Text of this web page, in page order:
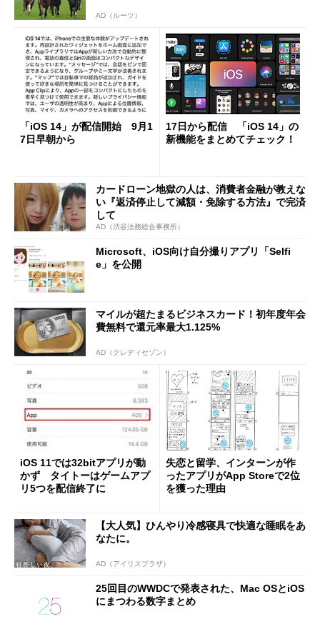
AD（ルーツ）
「iOS 14」が配信開始 9月1
7日早朝から
17日から配信 「iOS 14」の
新機能をまとめてチェック！
カードローン地獄の人は、消費者金融が教えな
い『返済停止して減額・免除する方法』で完済
して
AD（渋谷法務総合事務所）
Microsoft、iOS向け自分撮りアプリ「Selfi
e」を公開
マイルが超たまるビジネスカード！初年度年会
費無料で還元率最大1.125%
AD（クレディセゾン）
iOS 11では32bitアプリが動
かず タイトーはゲームアプ
リ5つを配信終了に
失恋と留学、インターンが作
ったアプリがApp Storeで2位
を獲った理由
【大人気】ひんやり冷感寝具で快適な睡眠をあ
なたに。
AD（アイリスプラザ）
25回目のWWDCで発表された、Mac OSとiOS
にまつわる数字まとめ